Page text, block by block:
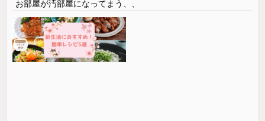
お部屋が汚部屋になってまう、、